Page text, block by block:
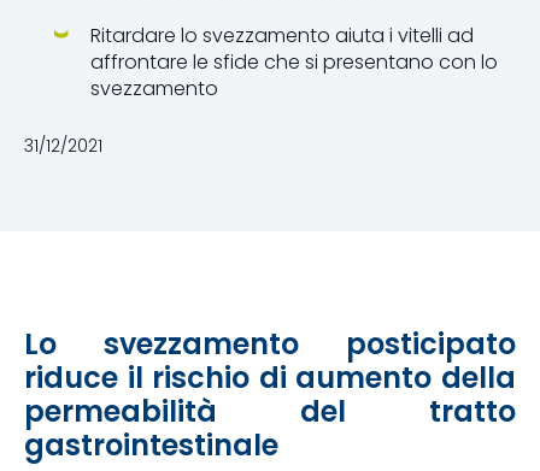
Ritardare lo svezzamento aiuta i vitelli ad
affrontare le sfide che si presentano con lo
svezzamento
31/12/2021
Lo svezzamento posticipato
riduce il rischio di aumento della
permeabilità del tratto
gastrointestinale